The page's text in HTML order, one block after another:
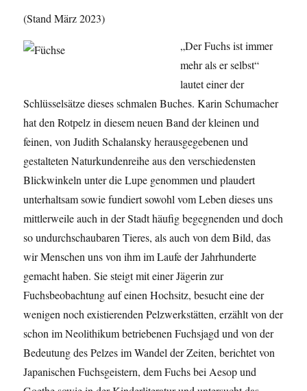
(Stand März 2023)
„Der Fuchs ist immer
mehr als er selbst“
lautet einer der
Schlüsselsätze dieses schmalen Buches. Karin Schumacher
hat den Rotpelz in diesem neuen Band der kleinen und
feinen, von Judith Schalansky herausgegebenen und
gestalteten Naturkundenreihe aus den verschiedensten
Blickwinkeln unter die Lupe genommen und plaudert
unterhaltsam sowie fundiert sowohl vom Leben dieses uns
mittlerweile auch in der Stadt häufig begegnenden und doch
so undurchschaubaren Tieres, als auch von dem Bild, das
wir Menschen uns von ihm im Laufe der Jahrhunderte
gemacht haben. Sie steigt mit einer Jägerin zur
Fuchsbeobachtung auf einen Hochsitz, besucht eine der
wenigen noch existierenden Pelzwerkstätten, erzählt von der
schon im Neolithikum betriebenen Fuchsjagd und von der
Bedeutung des Pelzes im Wandel der Zeiten, berichtet von
Japanischen Fuchsgeistern, dem Fuchs bei Aesop und